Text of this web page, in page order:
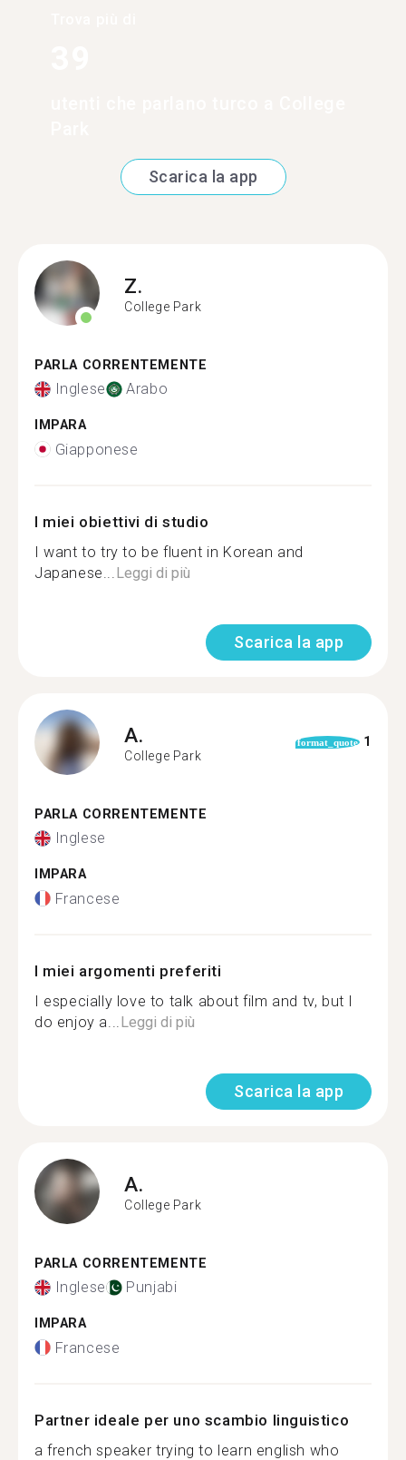
Scarica la app
Z.
College Park
PARLA CORRENTEMENTE
Inglese Arabo
IMPARA
Giapponese
I miei obiettivi di studio
I want to try to be fluent in Korean and
Japanese... Leggi di più
Scarica la app
A.
College Park
format_quote 1
PARLA CORRENTEMENTE
Inglese
IMPARA
Francese
I miei argomenti preferiti
I especially love to talk about film and tv, but I
do enjoy a... Leggi di più
Scarica la app
A.
College Park
PARLA CORRENTEMENTE
Inglese Punjabi
IMPARA
Francese
Partner ideale per uno scambio linguistico
a french speaker trying to learn english who